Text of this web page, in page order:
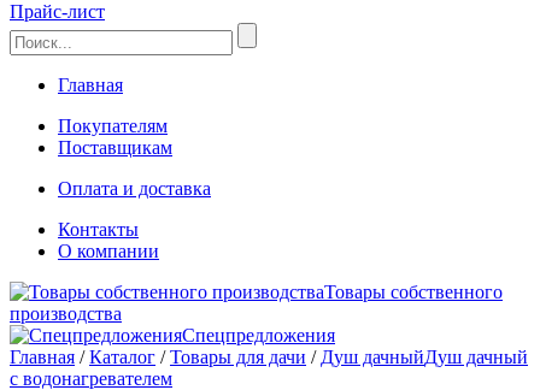
Прайс-лист
Главная
Покупателям
Поставщикам
Оплата и доставка
Контакты
О компании
Товары собственного
производства
Спецпредложения
Главная /Каталог /Товары для дачи / Душ дачныйДуш дачный
с водонагревателем